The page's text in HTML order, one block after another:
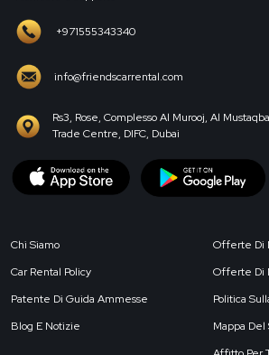
+971555343340
info@friendscarrental.com
Rs3, Rose, Complesso Al Murooj, Al
Trade Centre, DIFC, Dubai
Chi Siamo
Car Rental Policy
Patente Di Guida Ammesse
Blog E Notizie
Offerte Di
Offerte Di
Politica
Mappa Del